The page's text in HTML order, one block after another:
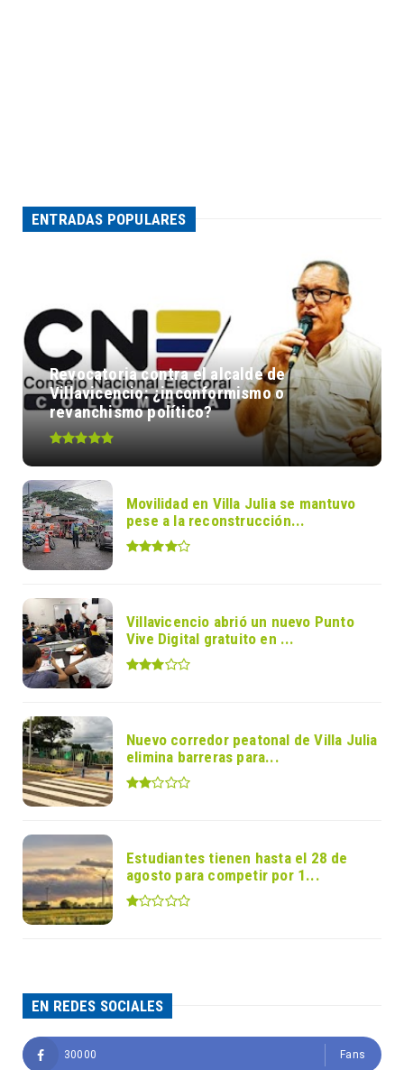
ENTRADAS POPULARES
Revocatoria contra el alcalde de
Villavicencio: ¿inconformismo o
revanchismo político?
Movilidad en Villa Julia se mantuvo
pese a la reconstrucción...
Villavicencio abrió un nuevo Punto
Vive Digital gratuito en ...
Nuevo corredor peatonal de Villa Julia
elimina barreras para...
Estudiantes tienen hasta el 28 de
agosto para competir por 1...
EN REDES SOCIALES
30000 Fans